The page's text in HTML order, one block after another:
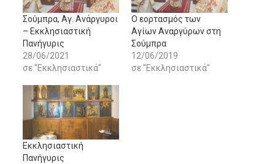
Σούμπρα, Αγ. Ανάργυροι
– Εκκλησιαστική
Πανήγυρις
28/06/2021
σε "Εκκλησιαστικά"
Ο εορτασμός των
Αγίων Αναργύρων στη
Σούμπρα
12/06/2019
σε "Εκκλησιαστικά"
Εκκλησιαστική
Πανήγυρις